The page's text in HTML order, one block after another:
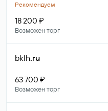
Рекомендуем
18 200 ₽
Возможен торг
bklh.ru
63 700 ₽
Возможен торг